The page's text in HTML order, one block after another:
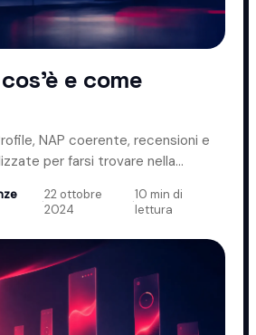
cos'è e come
NAP coerente, recensioni e
per farsi trovare nella
·22 ottobre
2024
·10 min di
lettura